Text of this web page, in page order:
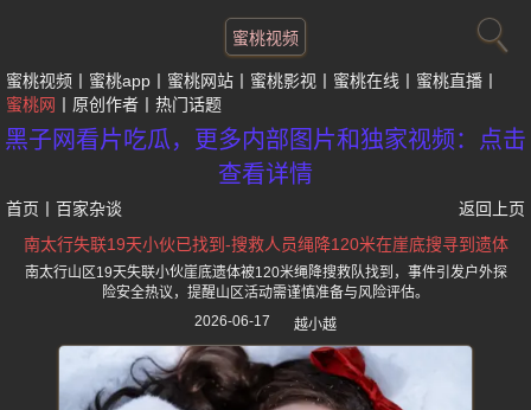
蜜桃视频
蜜桃视频 蜜桃app 蜜桃网站 蜜桃影视 蜜桃在线
蜜桃直播
蜜桃网
原创作者 热门话题
黑子网看片吃瓜，更多内部图片和独家视频：点击
查看详情
首页 百家杂谈
返回上页
南太行失联19天小伙已找到-搜救人员绳降120米在崖底搜寻到遗体
南太行山区19天失联小伙崖底遗体被120米绳降搜救队找到，事件引发户外探
险安全热议，提醒山区活动需谨慎准备与风险评估。
2026-06-17
越小越